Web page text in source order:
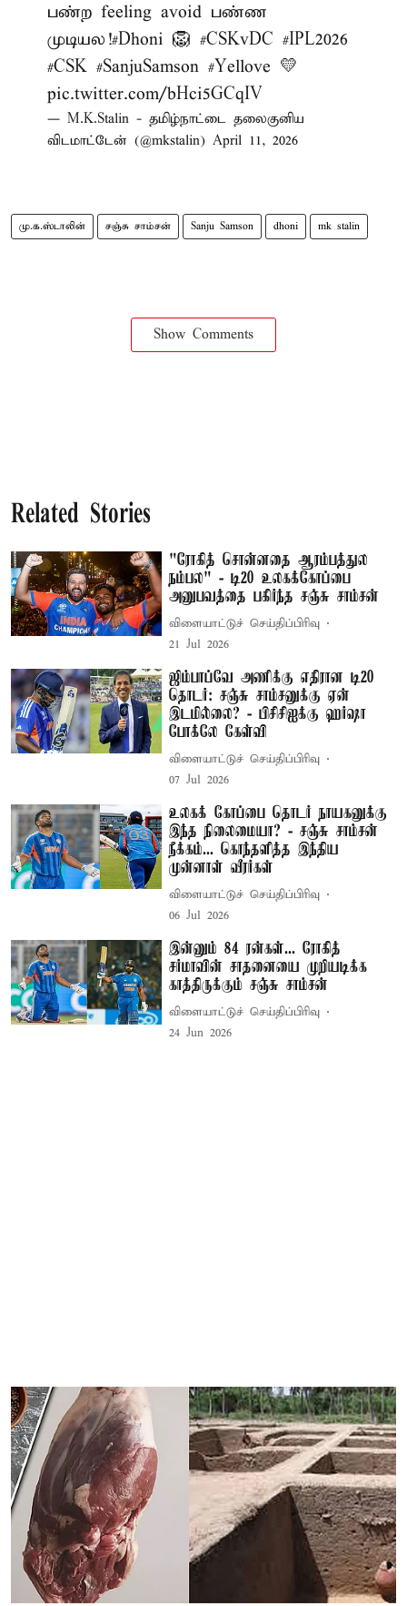
பண்ற feeling avoid பண்ண
முடியல!#Dhoni 🦁 #CSKvDC #IPL2026
#CSK #SanjuSamson #Yellove 💛
pic.twitter.com/bHci5GCqIV
— M.K.Stalin - தமிழ்நாட்டை தலைகுனிய
விடமாட்டேன் (@mkstalin) April 11, 2026
மு.க.ஸ்டாலின் சஞ்சு சாம்சன் Sanju Samson dhoni mk stalin
Show Comments
Related Stories
"ரோகித் சொன்னதை ஆரம்பத்துல
நம்பல" - டி20 உலகக்கோப்பை
அனுபவத்தை பகிர்ந்த சஞ்சு சாம்சன்
விளையாட்டுச் செய்திப்பிரிவு
21 Jul 2026
ஜிம்பாப்வே அணிக்கு எதிரான டி20
தொடர்: சஞ்சு சாம்சனுக்கு ஏன்
இடமில்லை? - பிசிசிஐக்கு ஹர்ஷா
போக்லே கேள்வி
விளையாட்டுச் செய்திப்பிரிவு
07 Jul 2026
உலகக் கோப்பை தொடர் நாயகனுக்கு
இந்த நிலைமையா? - சஞ்சு சாம்சன்
நீக்கம்... கொந்தளித்த இந்திய
முன்னாள் வீரர்கள்
விளையாட்டுச் செய்திப்பிரிவு
06 Jul 2026
இன்னும் 84 ரன்கள்... ரோகித்
சர்மாவின் சாதனையை முறியடிக்க
காத்திருக்கும் சஞ்சு சாம்சன்
விளையாட்டுச் செய்திப்பிரிவு
24 Jun 2026